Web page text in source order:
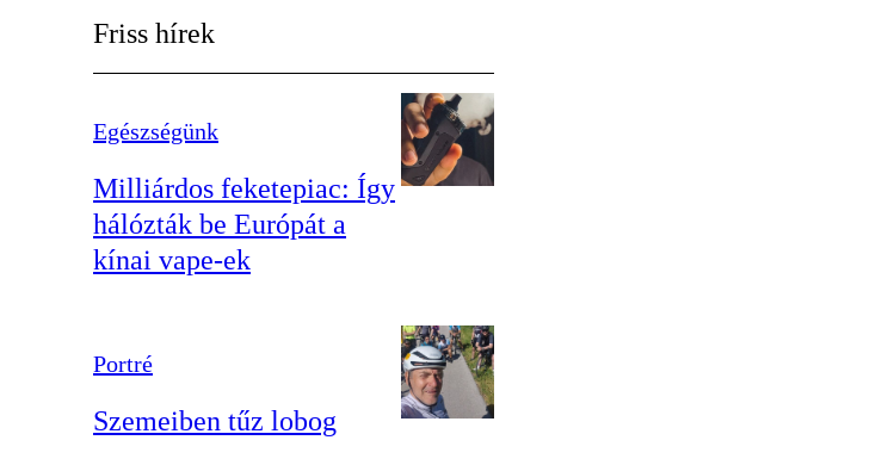
Friss hírek
Egészségünk
Milliárdos feketepiac: Így
hálózták be Európát a
kínai vape-ek
Portré
Szemeiben tűz lobog